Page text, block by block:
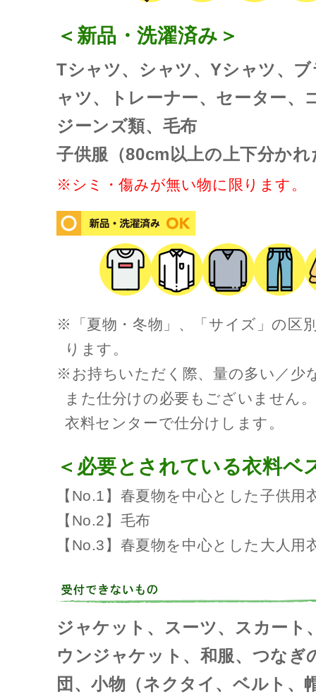
＜新品・洗濯済み＞
Tシャツ、シャツ、Yシャツ、
ャツ、トレーナー、セーター、
ジーンズ類、毛布
子供服（80cm以上の上下分かれ
※シミ・傷みが無い物に限ります。
※「夏物・冬物」、「サイズ」の区
ります。
※お持ちいただく際、量の多い／少
また仕分けの必要もございません
衣料センターで仕分けします。
＜必要とされている衣料ベ
【No.1】春夏物を中心とした子供用
【No.2】毛布
【No.3】春夏物を中心とした大人用
ジャケット、スーツ、スカート
ウンジャケット、和服、つなぎ
団、小物（ネクタイ、ベルト、